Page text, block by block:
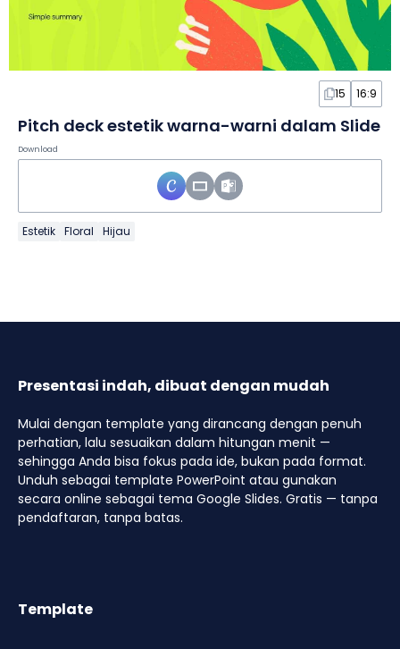
15 16:9
Pitch deck estetik warna-warni dalam Slide
Download
Estetik Floral Hijau
Presentasi indah, dibuat dengan mudah
Mulai dengan template yang dirancang dengan penuh
perhatian, lalu sesuaikan dalam hitungan menit —
sehingga Anda bisa fokus pada ide, bukan pada format.
Unduh sebagai template PowerPoint atau gunakan
secara online sebagai tema Google Slides. Gratis — tanpa
pendaftaran, tanpa batas.
Template